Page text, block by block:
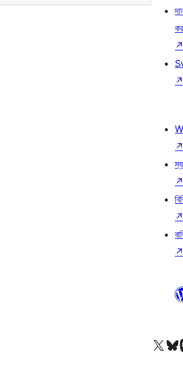
↗
↗
↗
↗
↗
↗
আমাদের X (আগের টুইটার) অ্যাকাউন্টে যানআমাদের Bluesky